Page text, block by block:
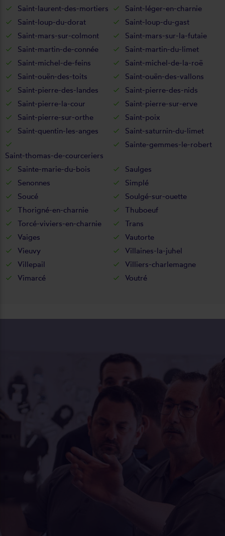
Saint-laurent-des-mortiers
Saint-léger-en-charnie
Saint-loup-du-dorat
Saint-loup-du-gast
Saint-mars-sur-colmont
Saint-mars-sur-la-futaie
Saint-martin-de-connée
Saint-martin-du-limet
Saint-michel-de-feins
Saint-michel-de-la-roë
Saint-ouën-des-toits
Saint-ouën-des-vallons
Saint-pierre-des-landes
Saint-pierre-des-nids
Saint-pierre-la-cour
Saint-pierre-sur-erve
Saint-pierre-sur-orthe
Saint-poix
Saint-quentin-les-anges
Saint-saturnin-du-limet
Saint-thomas-de-courceriers
Sainte-gemmes-le-robert
Sainte-marie-du-bois
Saulges
Senonnes
Simplé
Soucé
Soulgé-sur-ouette
Thorigné-en-charnie
Thuboeuf
Torcé-viviers-en-charnie
Trans
Vaiges
Vautorte
Vieuvy
Villaines-la-juhel
Villepail
Villiers-charlemagne
Vimarcé
Voutré